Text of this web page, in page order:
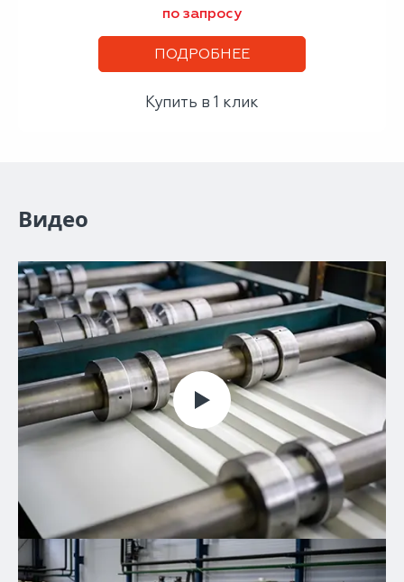
по запросу
ПОДРОБНЕЕ
Купить в 1 клик
Видео